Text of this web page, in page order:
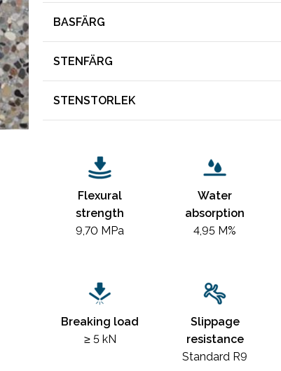
BASFÄRG
STENFÄRG
STENSTORLEK
Flexural
strength
9,70 MPa
Water
absorption
4,95 M%
Breaking load
≥ 5 kN
Slippage
resistance
Standard R9